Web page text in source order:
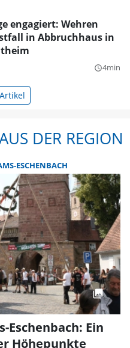
engagiert: Wehren
in Abbruchhaus in
query_builder4min
DER REGION
ESCHENBACH
Eschenbach: Ein
Höhepunkte